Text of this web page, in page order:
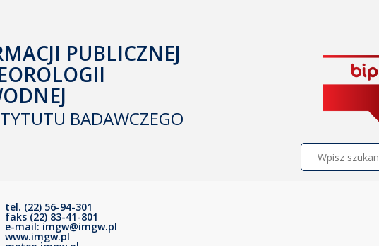
PUBLICZNEJ
BADAWCZEGO
tel. (22) 56-94-301
faks (22) 83-41-801
e-mail: imgw@imgw.pl
www.imgw.pl